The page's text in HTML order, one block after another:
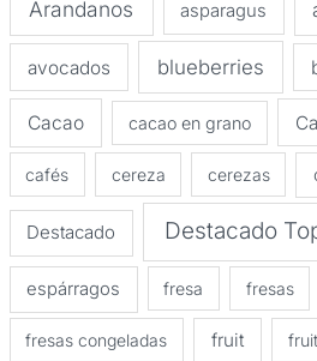
Arandanos asparagus
avocados blueberries
Cacao cacao en grano
cafés cereza cerezas
Destacado Destacado
espárragos fresa fresas
fresas congeladas fruit